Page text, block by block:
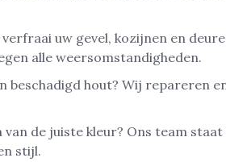
verfraai uw gevel, kozijnen en
alle weersomstandigheden.
beschadigd hout? Wij repareren
de juiste kleur? Ons team
stijl.